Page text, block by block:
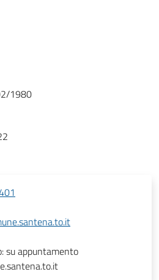
1980
su appuntamento